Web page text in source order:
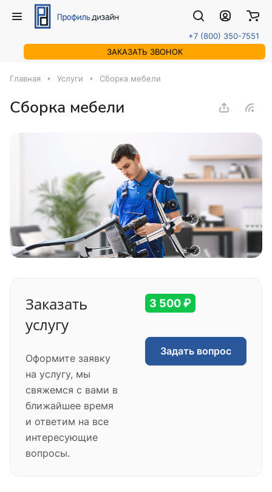
+7 (800) 350-7551
ЗАКАЗАТЬ ЗВОНОК
Главная Услуги Сборка мебели
Сборка мебели
Заказать
услугу
Оформите заявку
на услугу, мы
свяжемся с вами в
ближайшее время
и ответим на все
интересующие
вопросы.
3 500 ₽
Задать вопрос